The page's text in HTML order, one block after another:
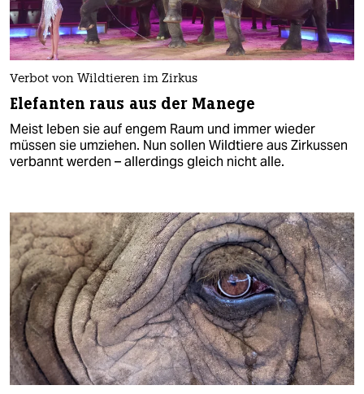
Verbot von Wildtieren im Zirkus
Elefanten raus aus der Manege
Meist leben sie auf engem Raum und immer wieder
müssen sie umziehen. Nun sollen Wildtiere aus Zirkussen
verbannt werden – allerdings gleich nicht alle.